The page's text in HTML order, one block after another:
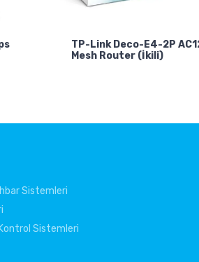
TP-Link Deco-E4-2P
Mesh Router (İkili)
Sistemleri
Sistemleri